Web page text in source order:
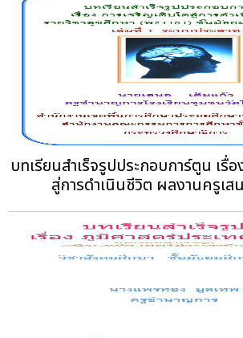
บทเรียนสำเร็จรูปประกอบการ์ตูน เรื่
สู่การดำเนินชีวิต ผลงานครูเส